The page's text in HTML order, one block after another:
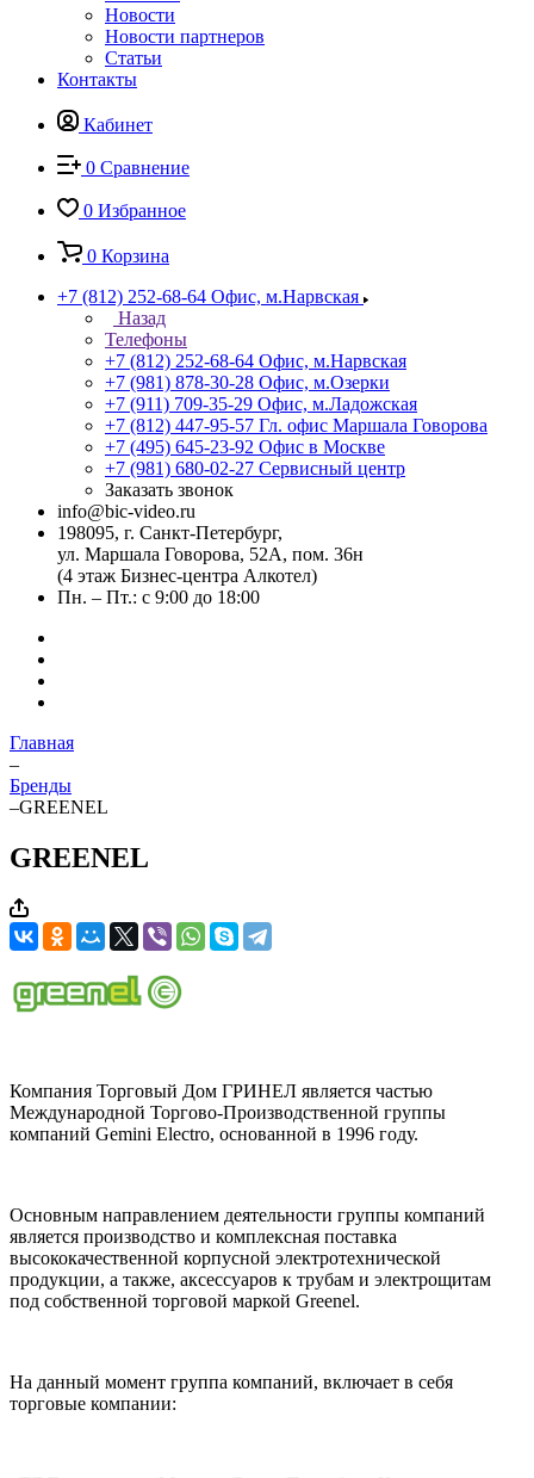
Новости
Новости партнеров
Статьи
Контакты
Кабинет
0 Сравнение
0 Избранное
0 Корзина
+7 (812) 252-68-64 Офис, м.Нарвская
Назад
Телефоны
+7 (812) 252-68-64 Офис, м.Нарвская
+7 (981) 878-30-28 Офис, м.Озерки
+7 (911) 709-35-29 Офис, м.Ладожская
+7 (812) 447-95-57 Гл. офис Маршала Говорова
+7 (495) 645-23-92 Офис в Москве
+7 (981) 680-02-27 Сервисный центр
Заказать звонок
info@bic-video.ru
198095, г. Санкт-Петербург,
ул. Маршала Говорова, 52А, пом. 36н
(4 этаж Бизнес-центра Алкотел)
Пн. – Пт.: с 9:00 до 18:00
Главная
–
Бренды
–GREENEL
GREENEL
Компания Торговый Дом ГРИНЕЛ является частью
Международной Торгово-Производственной группы
компаний Gemini Electro, основанной в 1996 году.
Основным направлением деятельности группы компаний
является производство и комплексная поставка
высококачественной корпусной электротехнической
продукции, а также, аксессуаров к трубам и электрощитам
под собственной торговой маркой Greenel.
На данный момент группа компаний, включает в себя
торговые компании: